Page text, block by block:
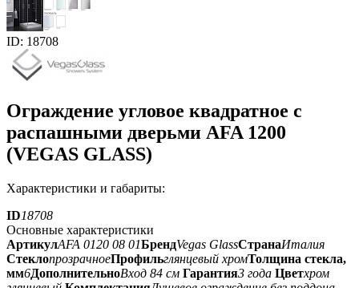
ID: 18708
Ограждение угловое квадратное с
распашными дверьми AFA 1200
(VEGAS GLASS)
Характеристики и габариты:
ID18708
Основные характеристики
АртикулAFA 0120 08 01БрендVegas GlassСтранаИталия
СтеклопрозрачноеПрофильглянцевый хромТолщина стекла,
мм6ДополнительноВход 84 см Гарантия3 года Цветхром